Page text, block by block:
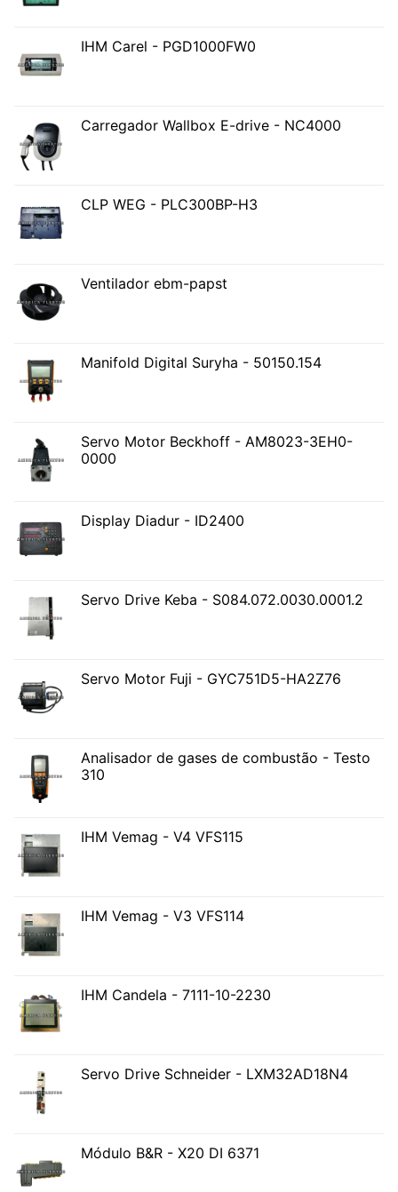
IHM Carel - PGD1000FW0
Carregador Wallbox E-drive - NC4000
CLP WEG - PLC300BP-H3
Ventilador ebm-papst
Manifold Digital Suryha - 50150.154
Servo Motor Beckhoff - AM8023-3EH0-
0000
Display Diadur - ID2400
Servo Drive Keba - S084.072.0030.0001.2
Servo Motor Fuji - GYC751D5-HA2Z76
Analisador de gases de combustão - Testo
310
IHM Vemag - V4 VFS115
IHM Vemag - V3 VFS114
IHM Candela - 7111-10-2230
Servo Drive Schneider - LXM32AD18N4
Módulo B&R - X20 DI 6371